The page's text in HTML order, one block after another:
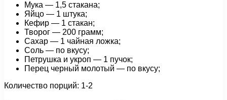
Мука — 1,5 стакана;
Яйцо — 1 штука;
Кефир — 1 стакан;
Творог — 200 грамм;
Сахар — 1 чайная ложка;
Соль — по вкусу;
Петрушка и укроп — 1 пучок;
Перец черный молотый — по вкусу;
Количество порций: 1-2